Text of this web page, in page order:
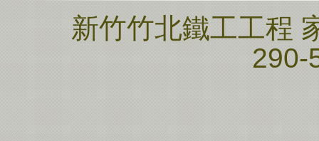
新竹竹北鐵工工程
290-